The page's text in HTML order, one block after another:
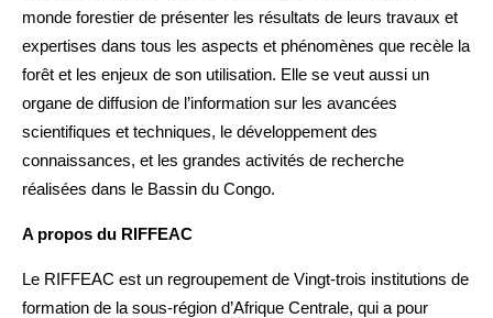
monde forestier de présenter les résultats de leurs travaux et
expertises dans tous les aspects et phénomènes que recèle la
forêt et les enjeux de son utilisation. Elle se veut aussi un
organe de diffusion de l’information sur les avancées
scientifiques et techniques, le développement des
connaissances, et les grandes activités de recherche
réalisées dans le Bassin du Congo.
A propos du RIFFEAC
Le RIFFEAC est un regroupement de Vingt-trois institutions de
formation de la sous-région d’Afrique Centrale, qui a pour